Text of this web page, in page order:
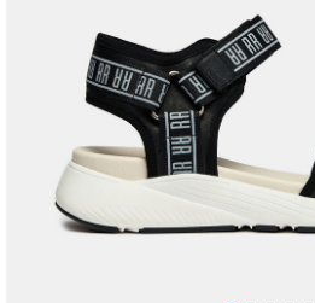
Москва
Да, все верно